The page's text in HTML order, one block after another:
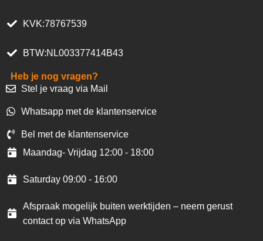
KVK:78767539
BTW:NL003377414B43
Heb je nog vragen?
Stel je vraag via Mail
Whatsapp met de klantenservice
Bel met de klantenservice
Maandag- Vrijdag 12:00 - 18:00
Saturday 09:00 - 16:00
Afspraak mogelijk buiten werktijden – neem gerust
contact op via WhatsApp